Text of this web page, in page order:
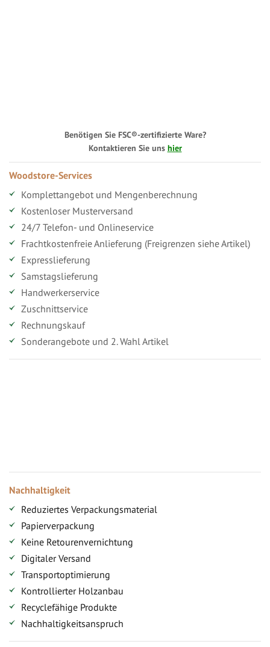
Benötigen Sie FSC®-zertifizierte Ware?
Kontaktieren Sie uns hier
Woodstore-Services
Komplettangebot und Mengenberechnung
Kostenloser Musterversand
24/7 Telefon- und Onlineservice
Frachtkostenfreie Anlieferung (Freigrenzen siehe Artikel)
Expresslieferung
Samstagslieferung
Handwerkerservice
Zuschnittservice
Rechnungskauf
Sonderangebote und 2. Wahl Artikel
Nachhaltigkeit
Reduziertes Verpackungsmaterial
Papierverpackung
Keine Retourenvernichtung
Digitaler Versand
Transportoptimierung
Kontrollierter Holzanbau
Recyclefähige Produkte
Nachhaltigkeitsanspruch